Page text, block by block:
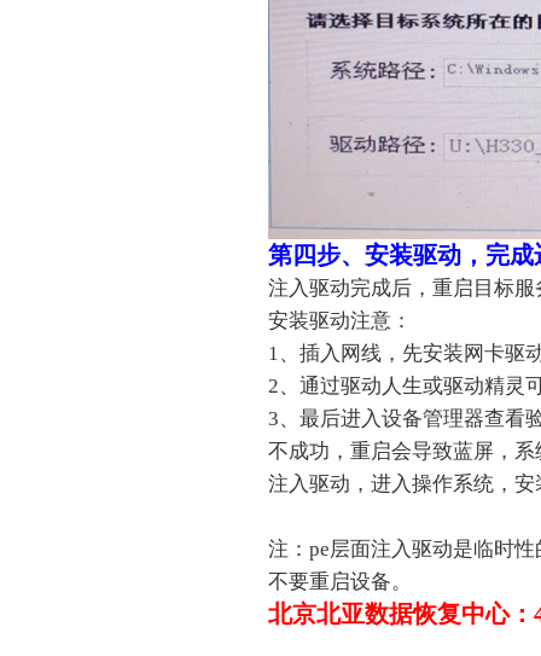
第四步、安装驱动，完成
注入驱动完成后，重启目标
安装驱动注意：
1、插入网线，先安装网卡驱
2、通过驱动人生或驱动精灵
3、最后进入设备管理器查看
不成功，重启会导致蓝屏，
注入驱动，进入操作系统，安
注：pe层面注入驱动是临时
不要重启设备。
北京北亚数据恢复中心：